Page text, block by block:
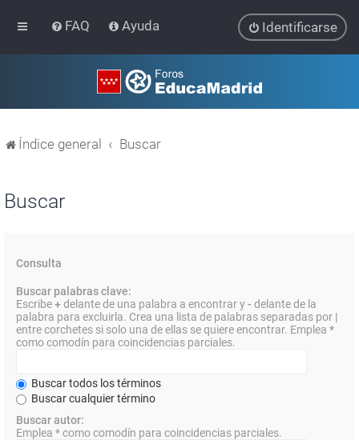
FAQ Ayuda Identificarse
Índice general Buscar
Buscar
Consulta
Buscar palabras clave:
Escribe+delante de una palabra a encontrar y- delante de la
palabra para excluirla. Crea una lista de palabras separadas por |
entre corchetes si solo una de ellas se quiere encontrar. Emplea *
como comodín para coincidencias parciales.
Buscar todos los términos
Buscar cualquier término
Buscar autor:
Emplea * como comodín para coincidencias parciales.